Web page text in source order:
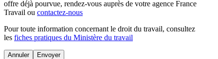
offre déjà pourvue, rendez-vous auprès de votre agence France
Travail ou contactez-nous
Pour toute information concernant le droit du travail, consultez
les fiches pratiques du Ministère du travail
Annuler